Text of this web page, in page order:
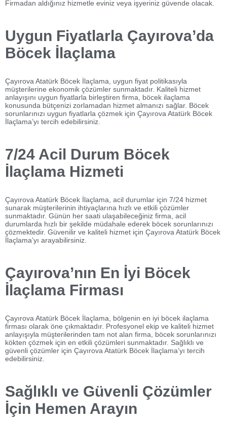
Firmadan aldığınız hizmetle eviniz veya işyeriniz güvende olacak.
Uygun Fiyatlarla Çayırova’da
Böcek İlaçlama
Çayırova Atatürk Böcek İlaçlama, uygun fiyat politikasıyla
müşterilerine ekonomik çözümler sunmaktadır. Kaliteli hizmet
anlayışını uygun fiyatlarla birleştiren firma, böcek ilaçlama
konusunda bütçenizi zorlamadan hizmet almanızı sağlar. Böcek
sorunlarınızı uygun fiyatlarla çözmek için Çayırova Atatürk Böcek
İlaçlama’yı tercih edebilirsiniz.
7/24 Acil Durum Böcek
İlaçlama Hizmeti
Çayırova Atatürk Böcek İlaçlama, acil durumlar için 7/24 hizmet
sunarak müşterilerinin ihtiyaçlarına hızlı ve etkili çözümler
sunmaktadır. Günün her saati ulaşabileceğiniz firma, acil
durumlarda hızlı bir şekilde müdahale ederek böcek sorunlarınızı
çözmektedir. Güvenilir ve kaliteli hizmet için Çayırova Atatürk Böcek
İlaçlama’yı arayabilirsiniz.
Çayırova’nın En İyi Böcek
İlaçlama Firması
Çayırova Atatürk Böcek İlaçlama, bölgenin en iyi böcek ilaçlama
firması olarak öne çıkmaktadır. Profesyonel ekip ve kaliteli hizmet
anlayışıyla müşterilerinden tam not alan firma, böcek sorunlarınızı
kökten çözmek için en etkili çözümleri sunmaktadır. Sağlıklı ve
güvenli çözümler için Çayırova Atatürk Böcek İlaçlama’yı tercih
edebilirsiniz.
Sağlıklı ve Güvenli Çözümler
İçin Hemen Arayın